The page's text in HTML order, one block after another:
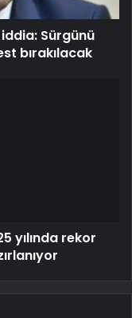
Sürgünü
bırakılacak
yılında rekor